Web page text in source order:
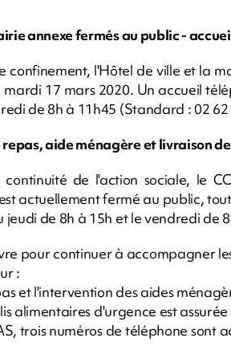
annexe fermés au public -
confinement, l'Hôtel de ville et la
17 mars 2020. Un accueil
de 8h à 11h45 (Standard : 02 62
repas, aide ménagère et livraison
de l'action sociale, le
actuellement fermé au public,
jeudi de 8h à 15h et le vendredi de
pour continuer à accompagner
:
et l'intervention des aides
alimentaires d'urgence est
trois numéros de téléphone sont